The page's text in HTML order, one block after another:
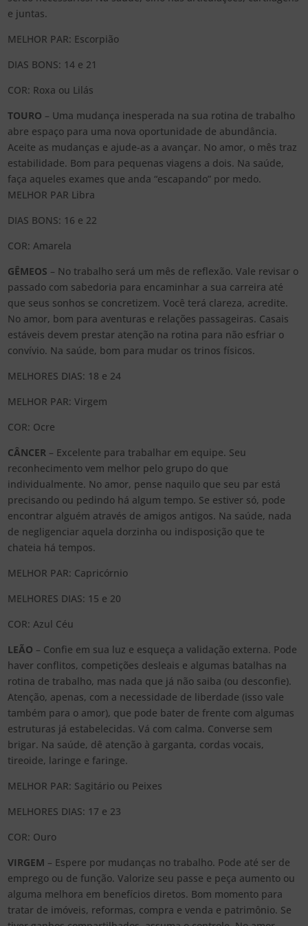
e juntas.
MELHOR PAR: Escorpião
DIAS BONS: 14 e 21
COR: Roxa ou Lilás
TOURO – Uma mudança inesperada na sua rotina de trabalho
abre espaço para uma nova oportunidade de abundância.
Aceite as mudanças e ajude-as a avançar. No amor, o mês traz
estabilidade. Bom para pequenas viagens a dois. Na saúde,
faça aqueles exames que anda “escapando” por medo.
MELHOR PAR Libra
DIAS BONS: 16 e 22
COR: Amarela
GÊMEOS – No trabalho será um mês de reflexão. Vale revisar o
passado com sabedoria para encaminhar a sua carreira até
que seus sonhos se concretizem. Você terá clareza, acredite.
No amor, bom para aventuras e relações passageiras. Casais
estáveis devem prestar atenção na rotina para não esfriar o
convívio. Na saúde, bom para mudar os trinos físicos.
MELHORES DIAS: 18 e 24
MELHOR PAR: Virgem
COR: Ocre
CÂNCER – Excelente para trabalhar em equipe. Seu
reconhecimento vem melhor pelo grupo do que
individualmente. No amor, pense naquilo que seu par está
precisando ou pedindo há algum tempo. Se estiver só, pode
encontrar alguém através de amigos antigos. Na saúde, nada
de negligenciar aquela dorzinha ou indisposição que te
chateia há tempos.
MELHOR PAR: Capricórnio
MELHORES DIAS: 15 e 20
COR: Azul Céu
LEÃO – Confie em sua luz e esqueça a validação externa. Pode
haver conflitos, competições desleais e algumas batalhas na
rotina de trabalho, mas nada que já não saiba (ou desconfie).
Atenção, apenas, com a necessidade de liberdade (isso vale
também para o amor), que pode bater de frente com algumas
estruturas já estabelecidas. Vá com calma. Converse sem
brigar. Na saúde, dê atenção à garganta, cordas vocais,
tireoide, laringe e faringe.
MELHOR PAR: Sagitário ou Peixes
MELHORES DIAS: 17 e 23
COR: Ouro
VIRGEM – Espere por mudanças no trabalho. Pode até ser de
emprego ou de função. Valorize seu passe e peça aumento ou
alguma melhora em benefícios diretos. Bom momento para
tratar de imóveis, reformas, compra e venda e patrimônio. Se